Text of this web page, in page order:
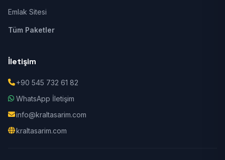
Emlak Sitesi
Tüm Paketler
İletişim
+90 545 732 61 82
WhatsApp İletişim
info@kraltasarim.com
kraltasarim.com